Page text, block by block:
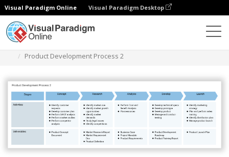
Visual Paradigm Online Visual Paradigm Desktop
Product Development Process 2